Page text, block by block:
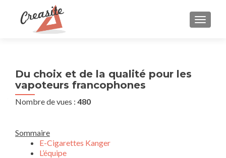
Du choix et de la qualité pour les
vapoteurs francophones
Nombre de vues : 480
Sommaire
E-Cigarettes Kanger
L’équipe